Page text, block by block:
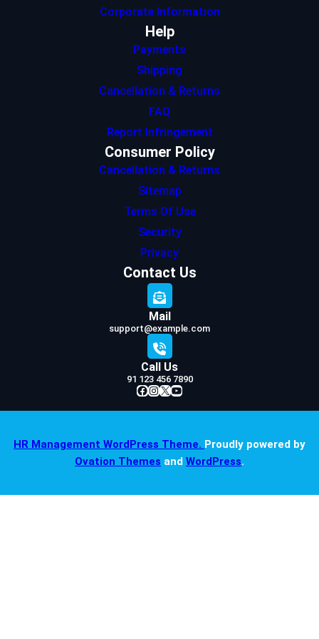
Corporate Information
Help
Payments
Shipping
Cancellation & Returns
FAQ
Report Infringement
Consumer Policy
Cancellation & Returns
Sitemap
Terms Of Use
Security
Privacy
Contact Us
Mail
support@example.com
Call Us
91 123 456 7890
Facebook InstagramX YouTube
HR Management WordPress Theme. Proudly powered by
Ovation Themes and WordPress.